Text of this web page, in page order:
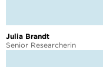
Julia Brandt
Senior Researcherin